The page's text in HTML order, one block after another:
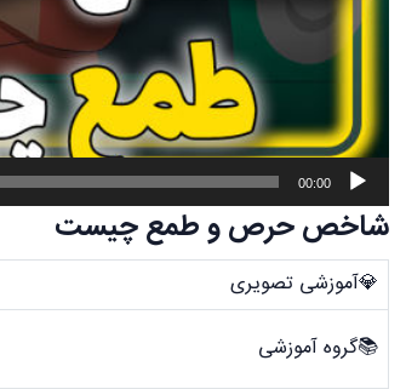
00:00
شاخص حرص و طمع چیست
💎آموزشی تصویری
📚گروه آموزشی